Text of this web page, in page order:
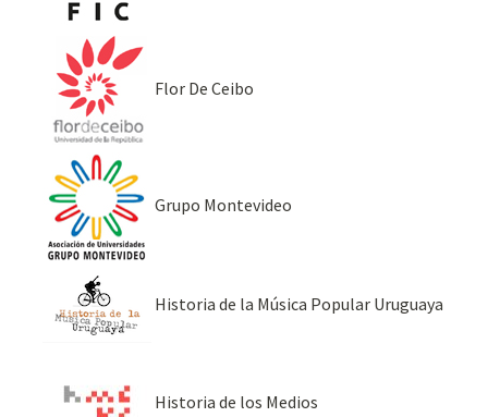
Flor De Ceibo
Grupo Montevideo
Historia de la Música Popular Uruguaya
Historia de los Medios